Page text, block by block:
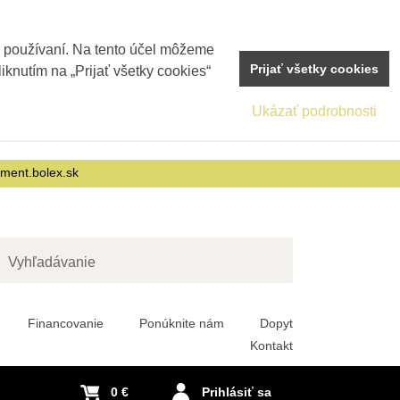
Financovanie Ponúknite nám
Dopyt
Kontakt
Prihlásiť sa
0 €
Na tento účel môžeme
na „Prijať všetky cookies“
Ukázať podrobnosti
Prijať všetky cookies